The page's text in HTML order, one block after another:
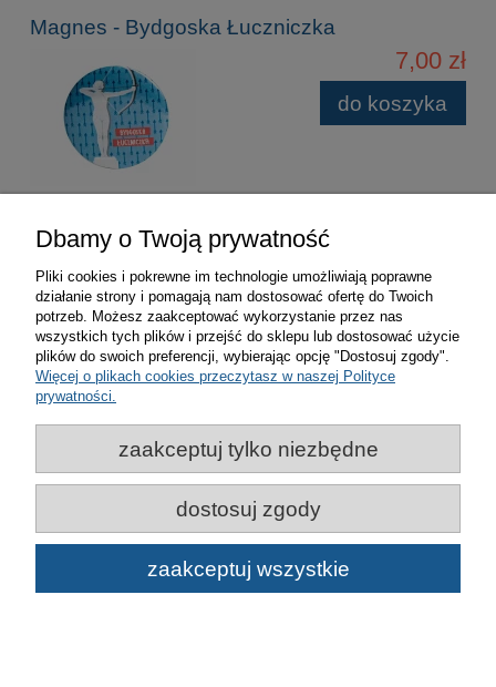
Magnes - Bydgoska Łuczniczka
7,00 zł
do koszyka
Zakupy
Pomoc
Moje konto
Informacje
© Miasto Bydgoszcz | Bydgoskie Centrum Informacji 2021-
2026
Dbamy o Twoją prywatność
Pliki cookies i pokrewne im technologie umożliwiają poprawne
działanie strony i pomagają nam dostosować ofertę do Twoich
potrzeb. Możesz zaakceptować wykorzystanie przez nas
wszystkich tych plików i przejść do sklepu lub dostosować użycie
plików do swoich preferencji, wybierając opcję "Dostosuj zgody".
Więcej o plikach cookies przeczytasz w naszej Polityce
prywatności.
zaakceptuj tylko niezbędne
dostosuj zgody
zaakceptuj wszystkie